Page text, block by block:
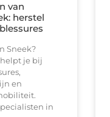
van
herstel
Sneek?
je bij
en
in